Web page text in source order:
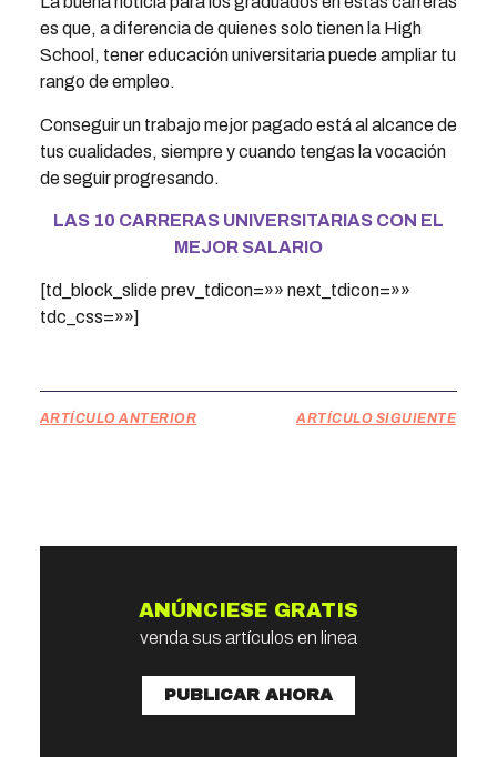
es que, a diferencia de quienes solo tienen la High
School, tener educación universitaria puede ampliar tu
rango de empleo.
Conseguir un trabajo mejor pagado está al alcance de
tus cualidades, siempre y cuando tengas la vocación
de seguir progresando.
LAS 10 CARRERAS UNIVERSITARIAS CON EL
MEJOR SALARIO
[td_block_slide prev_tdicon=»» next_tdicon=»»
tdc_css=»»]
ARTÍCULO ANTERIOR ARTÍCULO SIGUIENTE
ANÚNCIESE GRATIS
venda sus artículos en linea
PUBLICAR AHORA